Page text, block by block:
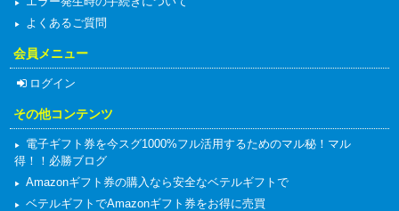
よくあるご質問
会員メニュー
ログイン
その他コンテンツ
電子ギフト券を今スグ1000%フル活用するためのマル秘！マル
得！！必勝ブログ
Amazonギフト券の購入なら安全なベテルギフトで
ベテルギフトでAmazonギフト券をお得に売買